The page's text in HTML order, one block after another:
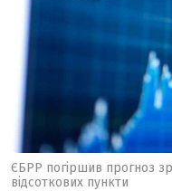
ЄБРР погіршив прогноз
відсоткових пункти